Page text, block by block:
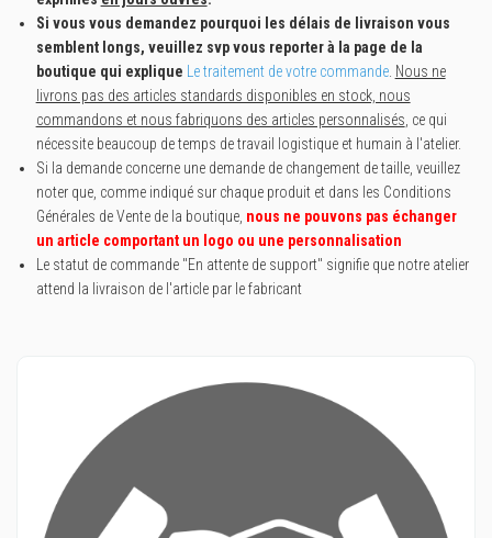
Si vous vous demandez pourquoi les délais de livraison vous
semblent longs, veuillez svp vous reporter à la page de la
boutique qui explique
Le traitement de votre commande. Nous ne
livrons pas des articles standards disponibles en stock, nous
commandons et nous fabriquons des articles personnalisés , ce qui
nécessite beaucoup de temps de travail logistique et humain à l'atelier.
Si la demande concerne une demande de changement de taille, veuillez
noter que, comme indiqué sur chaque produit et dans les Conditions
Générales de Vente de la boutique, nous ne pouvons pas échanger
un article comportant un logo ou une personnalisation
Le statut de commande "En attente de support" signifie que notre atelier
attend la livraison de l'article par le fabricant